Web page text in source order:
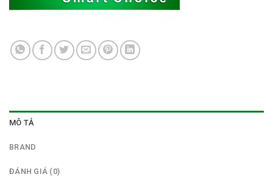
MÔ TẢ
BRAND
ĐÁNH GIÁ (0)